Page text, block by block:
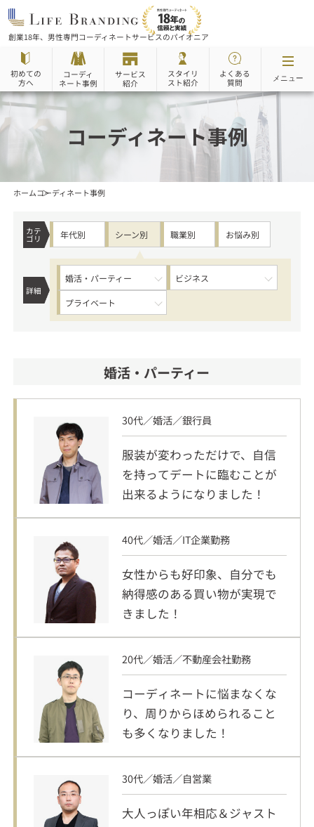
創業18年、男性専門コーディネートサービスのパイオニア
初めての
方へ
コーディ
ネート事例
サービス
紹介
スタイリ
スト紹介
よくある
質問 メニュー
コーディネート事例
ホームコーディネート事例
カテ
ゴリ 年代別 シーン別 職業別 お悩み別
詳細
婚活・パーティー ビジネス
プライベート
婚活・パーティー
30代／婚活／銀行員
服装が変わっただけで、自信
を持ってデートに臨むことが
出来るようになりました！
40代／婚活／IT企業勤務
女性からも好印象、自分でも
納得感のある買い物が実現で
きました！
20代／婚活／不動産会社勤務
コーディネートに悩まなくな
り、周りからほめられること
も多くなりました！
30代／婚活／自営業
大人っぽい年相応＆ジャスト